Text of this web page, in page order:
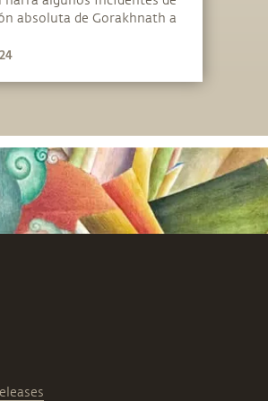
absoluta de Gorakhnath a
un impedimento para su